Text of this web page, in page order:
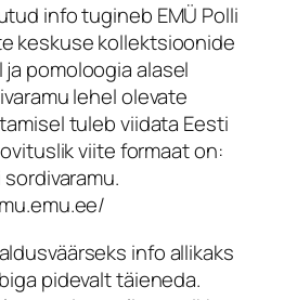
info tugineb EMÜ Polli
keskuse kollektsioonide
pomoloogia alasel
lehel olevate
tuleb viidata Eesti
viite formaat on:
info allikaks
pidevalt täieneda.